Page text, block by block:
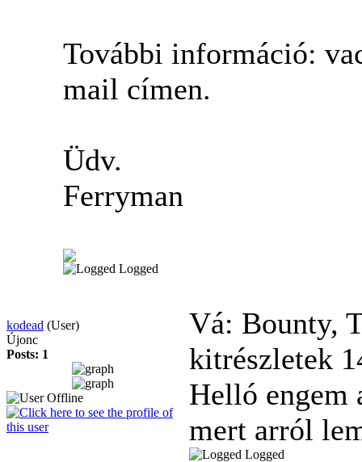
További információ:
mail címen.
Üdv.
Ferryman
Logged
kodead (User)
Újonc
Posts: 1
Vá: Bounty,
kitrészletek
Helló engem
mert arról
Logged